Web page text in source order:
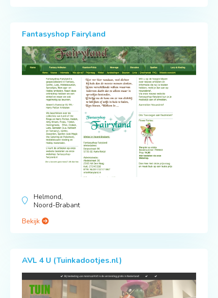
Fantasyshop Fairyland
Helmond,
Noord-Brabant
Bekijk
AVL 4 U (Tuinkadootjes.nl)